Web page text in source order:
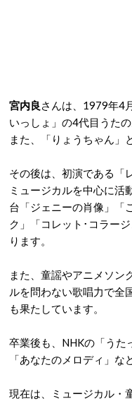
宮内良 さんは、1979年4
いっしょ」の4代目うた
また、「りょうちゃん」
その後は、初演である「
ミュージカルを中心に活
台「ジェニーの肖像」「
ク」「コレット･コラー
ります。
また、童謡やアニメソン
ルを問わない歌唱力で全
も果たしています。
卒業後も、NHKの「うた
「あなたのメロディ」な
現在は、ミュージカル・